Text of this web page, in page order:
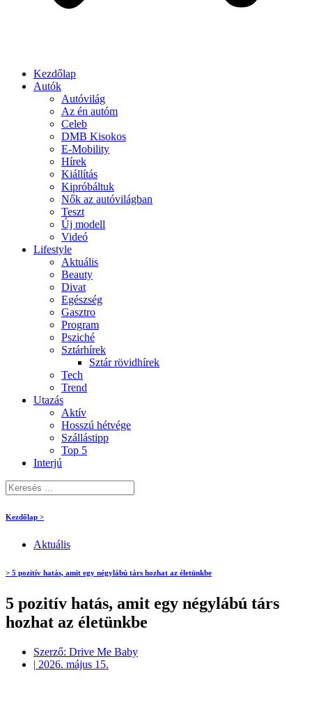
Kezdőlap
Autók
Autóvilág
Az én autóm
Celeb
DMB Kisokos
E-Mobility
Hírek
Kiállítás
Kipróbáltuk
Nők az autóvilágban
Teszt
Új modell
Videó
Lifestyle
Aktuális
Beauty
Divat
Egészség
Gasztro
Program
Psziché
Sztárhírek
Sztár rövidhírek
Tech
Trend
Utazás
Aktív
Hosszú hétvége
Szállástipp
Top 5
Interjú
Kezdőlap >
Aktuális
> 5 pozitív hatás, amit egy négylábú társ hozhat az életünkbe
5 pozitív hatás, amit egy négylábú társ
hozhat az életünkbe
Szerző: Drive Me Baby
| 2026. május 15.